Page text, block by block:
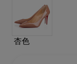
杏色